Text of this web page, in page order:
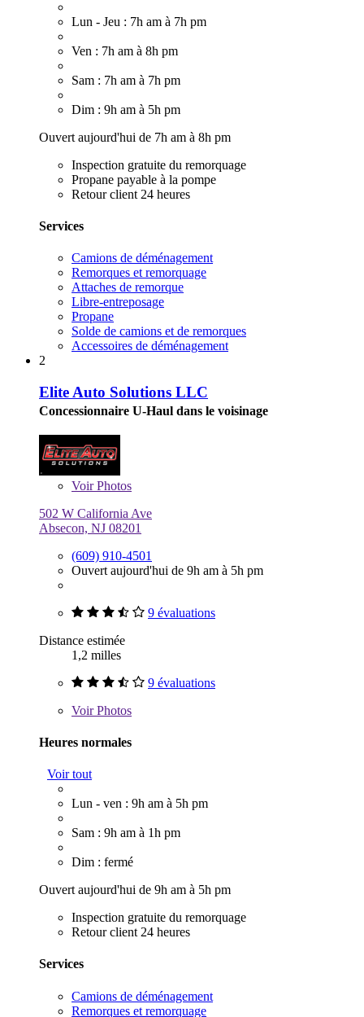
Lun - Jeu : 7h am à 7h pm
Ven : 7h am à 8h pm
Sam : 7h am à 7h pm
Dim : 9h am à 5h pm
Ouvert aujourd'hui de 7h am à 8h pm
Inspection gratuite du remorquage
Propane payable à la pompe
Retour client 24 heures
Services
Camions de déménagement
Remorques et remorquage
Attaches de remorque
Libre-entreposage
Propane
Solde de camions et de remorques
Accessoires de déménagement
2
Elite Auto Solutions LLC
Concessionnaire U-Haul dans le voisinage
VoirPhotos
502 W California Ave
Absecon, NJ 08201
(609) 910-4501
Ouvert aujourd'hui de 9h am à 5h pm
9 évaluations
Distance estimée
1,2 milles
9 évaluations
VoirPhotos
Heures normales
Voir tout
Lun - ven : 9h am à 5h pm
Sam : 9h am à 1h pm
Dim : fermé
Ouvert aujourd'hui de 9h am à 5h pm
Inspection gratuite du remorquage
Retour client 24 heures
Services
Camions de déménagement
Remorques et remorquage